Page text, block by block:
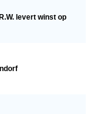
levert winst op